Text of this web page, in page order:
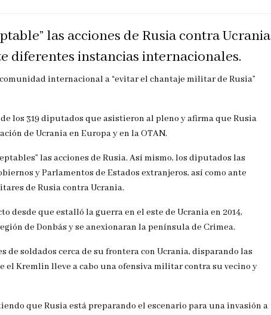
las acciones de Rusia contra Ucrania
diferentes instancias internacionales.
internacional a “evitar el chantaje militar de Rusia”
los 319 diputados que asistieron al pleno y afirma que Rusia
de Ucrania en Europa y en la OTAN.
las acciones de Rusia. Así mismo, los diputados las
y Parlamentos de Estados extranjeros, así como ante
de Rusia contra Ucrania.
desde que estalló la guerra en el este de Ucrania en 2014,
de Donbás y se anexionaran la península de Crimea.
de soldados cerca de su frontera con Ucrania, disparando las
el Kremlin lleve a cabo una ofensiva militar contra su vecino y
que Rusia está preparando el escenario para una invasión a